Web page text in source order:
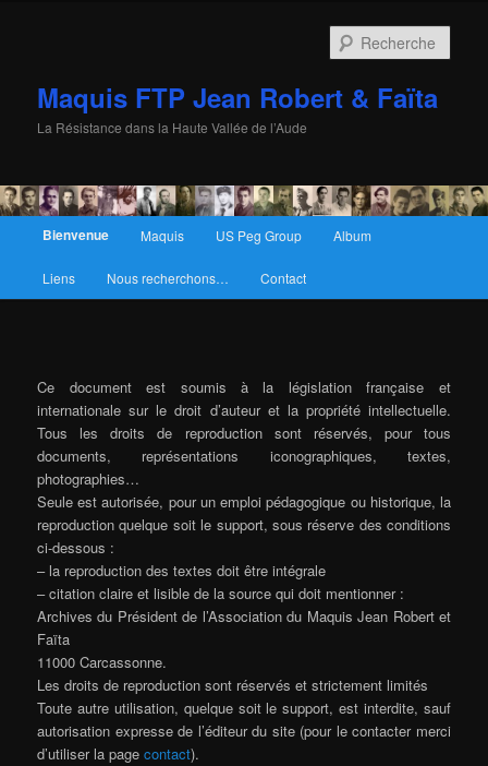
Maquis FTP Jean Robert & Faïta
La Résistance dans la Haute Vallée de l’Aude
Aller au contenu principal
Aller au contenu secondaire
Bienvenue Maquis US Peg Group Album
Liens Nous recherchons… Contact
Ce document est soumis à la législation française et
internationale sur le droit d’auteur et la propriété intellectuelle.
Tous les droits de reproduction sont réservés, pour tous
documents, représentations iconographiques, textes,
photographies…
Seule est autorisée, pour un emploi pédagogique ou historique, la
reproduction quelque soit le support, sous réserve des conditions
ci-dessous :
– la reproduction des textes doit être intégrale
– citation claire et lisible de la source qui doit mentionner :
Archives du Président de l’Association du Maquis Jean Robert et
Faïta
11000 Carcassonne.
Les droits de reproduction sont réservés et strictement limités
Toute autre utilisation, quelque soit le support, est interdite, sauf
autorisation expresse de l’éditeur du site (pour le contacter merci
d’utiliser la pagecontact).